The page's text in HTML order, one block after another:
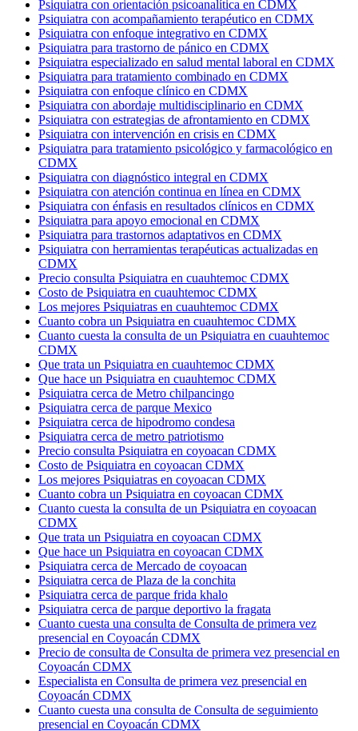
Psiquiatra con orientación psicoanalítica en CDMX
Psiquiatra con acompañamiento terapéutico en CDMX
Psiquiatra con enfoque integrativo en CDMX
Psiquiatra para trastorno de pánico en CDMX
Psiquiatra especializado en salud mental laboral en CDMX
Psiquiatra para tratamiento combinado en CDMX
Psiquiatra con enfoque clínico en CDMX
Psiquiatra con abordaje multidisciplinario en CDMX
Psiquiatra con estrategias de afrontamiento en CDMX
Psiquiatra con intervención en crisis en CDMX
Psiquiatra para tratamiento psicológico y farmacológico en
CDMX
Psiquiatra con diagnóstico integral en CDMX
Psiquiatra con atención continua en línea en CDMX
Psiquiatra con énfasis en resultados clínicos en CDMX
Psiquiatra para apoyo emocional en CDMX
Psiquiatra para trastornos adaptativos en CDMX
Psiquiatra con herramientas terapéuticas actualizadas en
CDMX
Precio consulta Psiquiatra en cuauhtemoc CDMX
Costo de Psiquiatra en cuauhtemoc CDMX
Los mejores Psiquiatras en cuauhtemoc CDMX
Cuanto cobra un Psiquiatra en cuauhtemoc CDMX
Cuanto cuesta la consulta de un Psiquiatra en cuauhtemoc
CDMX
Que trata un Psiquiatra en cuauhtemoc CDMX
Que hace un Psiquiatra en cuauhtemoc CDMX
Psiquiatra cerca de Metro chilpancingo
Psiquiatra cerca de parque Mexico
Psiquiatra cerca de hipodromo condesa
Psiquiatra cerca de metro patriotismo
Precio consulta Psiquiatra en coyoacan CDMX
Costo de Psiquiatra en coyoacan CDMX
Los mejores Psiquiatras en coyoacan CDMX
Cuanto cobra un Psiquiatra en coyoacan CDMX
Cuanto cuesta la consulta de un Psiquiatra en coyoacan
CDMX
Que trata un Psiquiatra en coyoacan CDMX
Que hace un Psiquiatra en coyoacan CDMX
Psiquiatra cerca de Mercado de coyoacan
Psiquiatra cerca de Plaza de la conchita
Psiquiatra cerca de parque frida khalo
Psiquiatra cerca de parque deportivo la fragata
Cuanto cuesta una consulta de Consulta de primera vez
presencial en Coyoacán CDMX
Precio de consulta de Consulta de primera vez presencial en
Coyoacán CDMX
Especialista en Consulta de primera vez presencial en
Coyoacán CDMX
Cuanto cuesta una consulta de Consulta de seguimiento
presencial en Coyoacán CDMX